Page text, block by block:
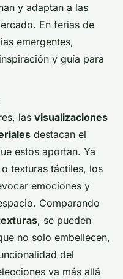
y adaptan a las
En ferias de
emergentes,
y guía para
las visualizaciones
destacan el
estos aportan. Ya
texturas táctiles, los
emociones y
Comparando
, se pueden
no solo embellecen,
del
va más allá